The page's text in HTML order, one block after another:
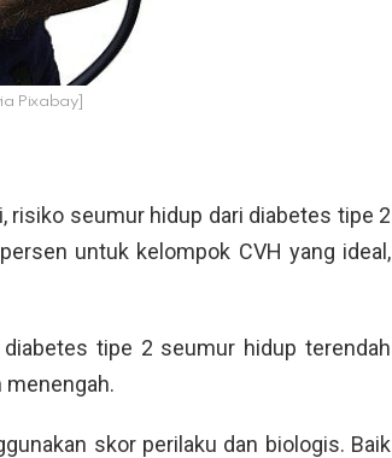
Pixabay]
risiko seumur hidup dari diabetes tipe 2
untuk kelompok CVH yang ideal,
tipe 2 seumur hidup terendah
menengah.
skor perilaku dan biologis. Baik